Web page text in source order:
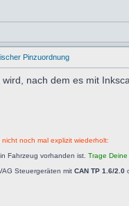
Pinzuordnung
nach dem es mit
noch mal explizit wiederholt:
Fahrzeug vorhanden ist. Trage
Steuergeräten mit CAN TP 1.6/2.0